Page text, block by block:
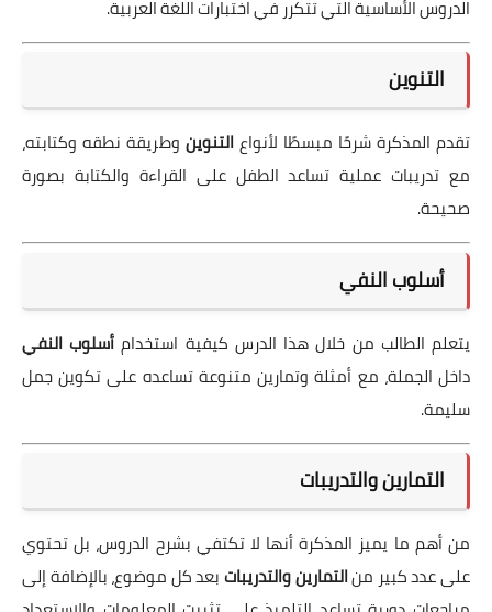
الدروس الأساسية التي تتكرر في اختبارات اللغة العربية.
التنوين
تقدم المذكرة شرحًا مبسطًا لأنواعالتنوين وطريقة نطقه وكتابته،
مع تدريبات عملية تساعد الطفل على القراءة والكتابة بصورة
صحيحة.
أسلوب النفي
يتعلم الطالب من خلال هذا الدرس كيفية استخدام أسلوب النفي
داخل الجملة، مع أمثلة وتمارين متنوعة تساعده على تكوين جمل
سليمة.
التمارين والتدريبات
من أهم ما يميز المذكرة أنها لا تكتفي بشرح الدروس، بل تحتوي
على عدد كبير منالتمارين والتدريباتبعد كل موضوع، بالإضافة إلى